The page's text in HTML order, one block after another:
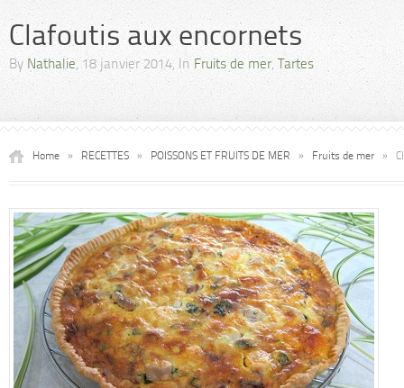
Clafoutis aux encornets
By Nathalie, 18 janvier 2014, In Fruits de mer, Tartes
Home » RECETTES » POISSONS ET FRUITS DE MER » Fruits de mer »